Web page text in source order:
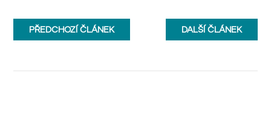
DALŠÍ ČLÁNEK
PŘEDCHOZÍČLÁNEK